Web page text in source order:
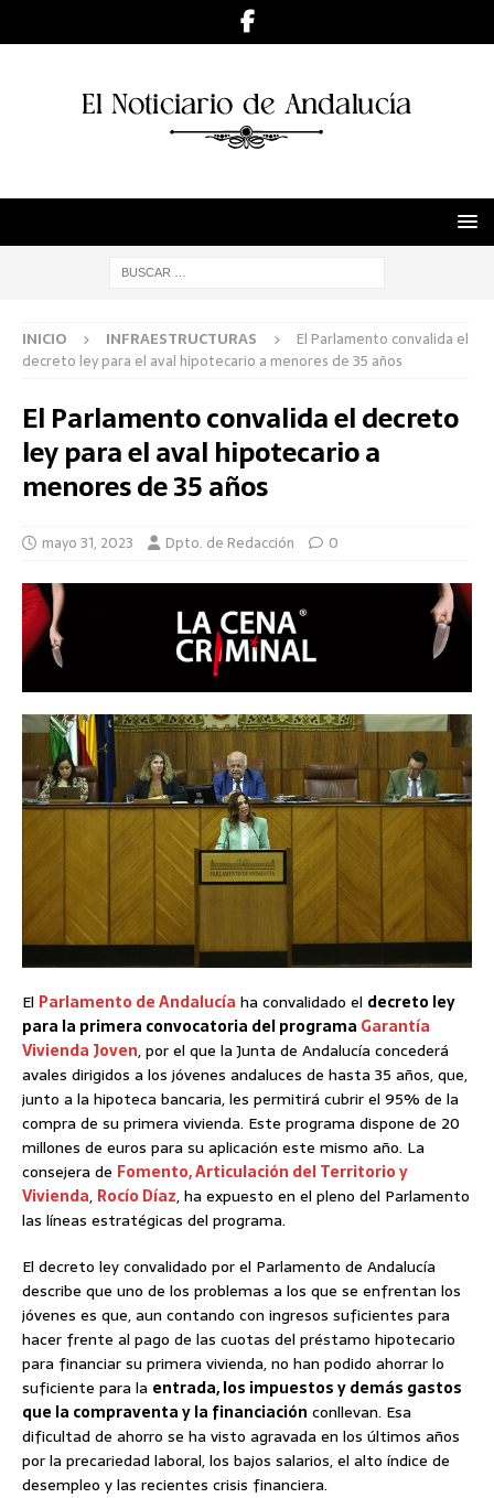
INICIO INFRAESTRUCTURAS
El Parlamento convalida el
decreto ley para el aval hipotecario a menores de 35 años
El Parlamento convalida el decreto
ley para el aval hipotecario a
menores de 35 años
mayo 31, 2023 Dpto. de Redacción 0
El Parlamento de Andalucía ha convalidado el decreto ley
para la primera convocatoria del programa Garantía
Vivienda Joven, por el que la Junta de Andalucía concederá
avales dirigidos a los jóvenes andaluces de hasta 35 años, que,
junto a la hipoteca bancaria, les permitirá cubrir el 95% de la
compra de su primera vivienda. Este programa dispone de 20
millones de euros para su aplicación este mismo año. La
consejera de Fomento, Articulación del Territorio y
Vivienda, Rocío Díaz, ha expuesto en el pleno del Parlamento
las líneas estratégicas del programa.
El decreto ley convalidado por el Parlamento de Andalucía
describe que uno de los problemas a los que se enfrentan los
jóvenes es que, aun contando con ingresos suficientes para
hacer frente al pago de las cuotas del préstamo hipotecario
para financiar su primera vivienda, no han podido ahorrar lo
suficiente para la entrada, los impuestos y demás gastos
que la compraventa y la financiación conllevan. Esa
dificultad de ahorro se ha visto agravada en los últimos años
por la precariedad laboral, los bajos salarios, el alto índice de
desempleo y las recientes crisis financiera.